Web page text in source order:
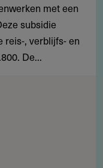
met een
subsidie
reis-, verblijfs- en
De...